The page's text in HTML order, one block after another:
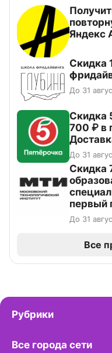
Яндекс
Скидка
До 31
Скидка
700 ₽ в
До 31
Скидка
первый
До 31
Все
Рубрики
Все города сети